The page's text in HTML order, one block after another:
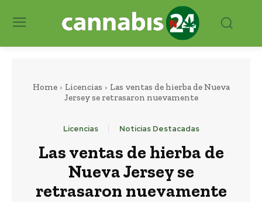
Home Licencias
Las ventas de hierba de Nueva
Jersey se retrasaron nuevamente
Licencias Noticias Destacadas
Las ventas de hierba de
Nueva Jersey se
retrasaron nuevamente